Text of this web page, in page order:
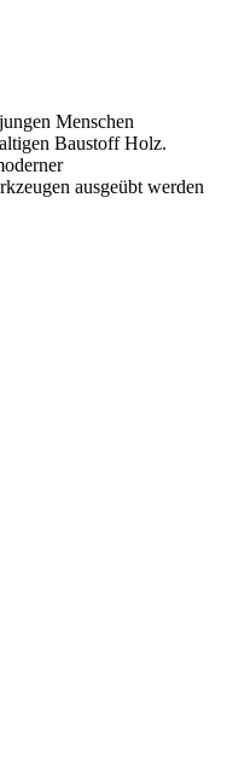
Menschen
Baustoff Holz.
ausgeübt werden